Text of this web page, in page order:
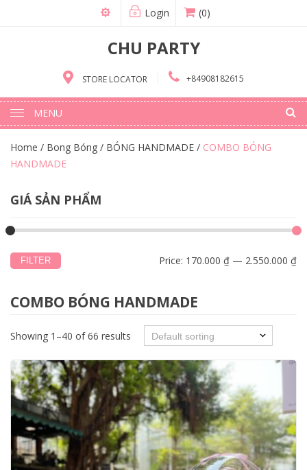
Login (0)
CHU PARTY
STORE LOCATOR +84908182615
MENU
Home / Bong Bóng / BÓNG HANDMADE / COMBO BÓNG
HANDMADE
GIÁ SẢN PHẨM
FILTER Price: 170.000 ₫ — 2.550.000 ₫
COMBO BÓNG HANDMADE
Showing 1–40 of 66 results